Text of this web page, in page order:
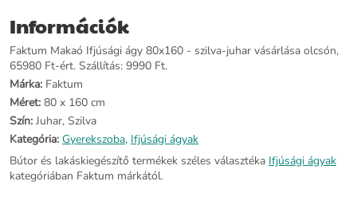
Információk
Faktum Makaó Ifjúsági ágy 80x160 - szilva-juhar vásárlása olcsón,
65980 Ft-ért. Szállítás: 9990 Ft.
Márka: Faktum
Méret: 80 x 160 cm
Szín: Juhar, Szilva
Kategória: Gyerekszoba, Ifjúsági ágyak
Bútor és lakáskiegészítő termékek széles választéka Ifjúsági ágyak
kategóriában Faktum márkától.